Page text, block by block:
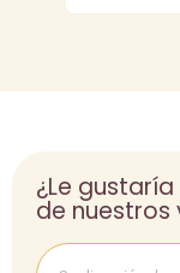
¿Le
de nuestros